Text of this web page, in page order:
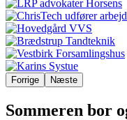
Forrige Næste
Sommeren bor